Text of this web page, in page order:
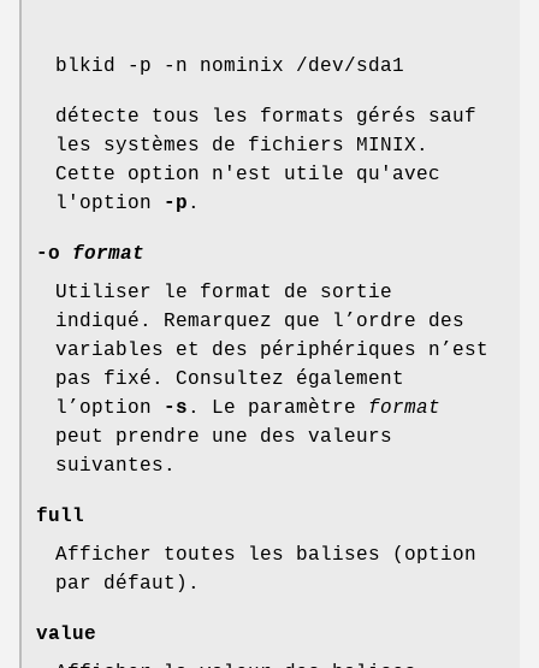
blkid -p -n nominix /dev/sda1
détecte tous les formats gérés sauf
les systèmes de fichiers MINIX.
Cette option n'est utile qu'avec
l'option
-p .
-o format
Utiliser le format de sortie
indiqué. Remarquez que l’ordre des
variables et des périphériques n’est
pas fixé. Consultez également
l’option
-s . Le paramètre format
peut prendre une des valeurs
suivantes.
full
Afficher toutes les balises (option
par défaut).
value